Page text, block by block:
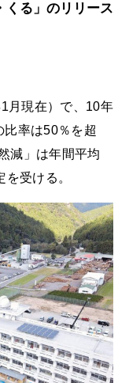
くる」のリリース
月現在）で、10年
比率は50％を超
減」は年間平均
受ける。